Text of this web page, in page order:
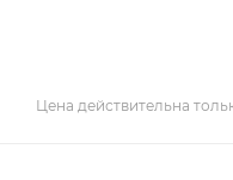
Цена действительна